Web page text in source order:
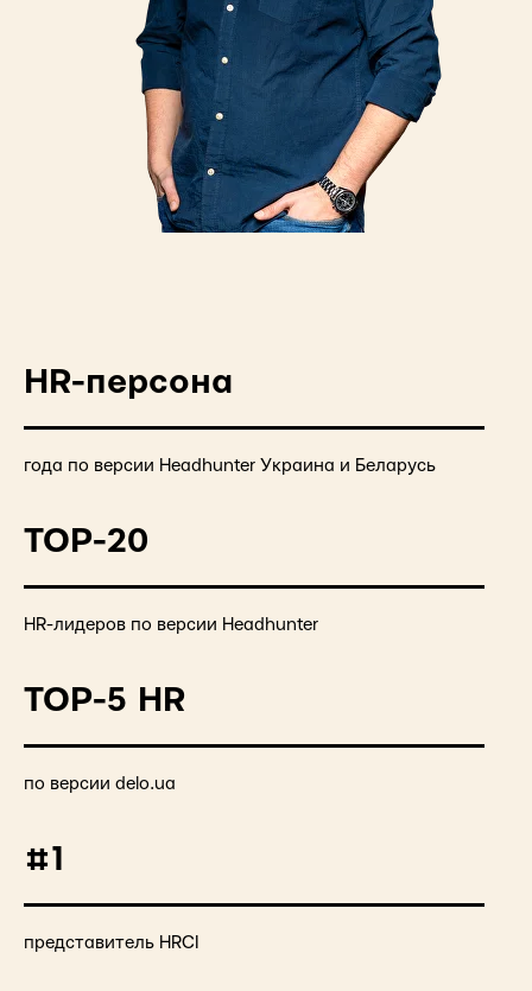
HR-персона
года по версии Headhunter Украина и Беларусь
TOP-20
HR-лидеров по версии Headhunter
TOP-5 HR
по версии delo.ua
#1
представитель HRCI